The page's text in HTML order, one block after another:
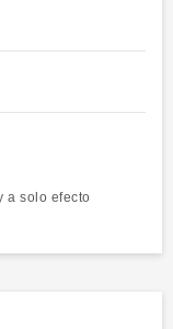
a solo efecto